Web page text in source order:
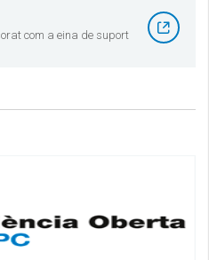
com a eina de suport